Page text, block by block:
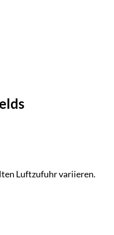
Luftzufuhr variieren.